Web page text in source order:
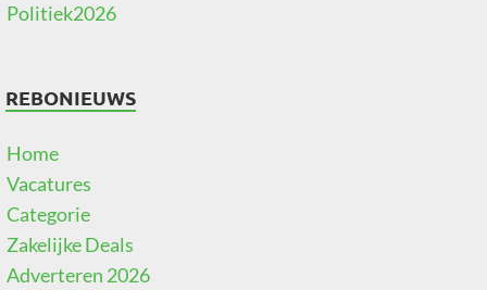
Politiek2026
REBONIEUWS
Home
Vacatures
Categorie
Zakelijke Deals
Adverteren 2026